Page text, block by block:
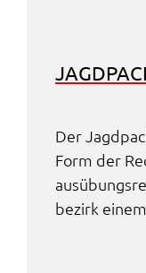
Der
Form der
be­zirk